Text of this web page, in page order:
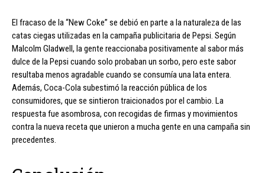
El fracaso de la “New Coke” se debió en parte a la naturaleza de las
catas ciegas utilizadas en la campaña publicitaria de Pepsi. Según
Malcolm Gladwell, la gente reaccionaba positivamente al sabor más
dulce de la Pepsi cuando solo probaban un sorbo, pero este sabor
resultaba menos agradable cuando se consumía una lata entera.
Además, Coca-Cola subestimó la reacción pública de los
consumidores, que se sintieron traicionados por el cambio. La
respuesta fue asombrosa, con recogidas de firmas y movimientos
contra la nueva receta que unieron a mucha gente en una campaña sin
precedentes.